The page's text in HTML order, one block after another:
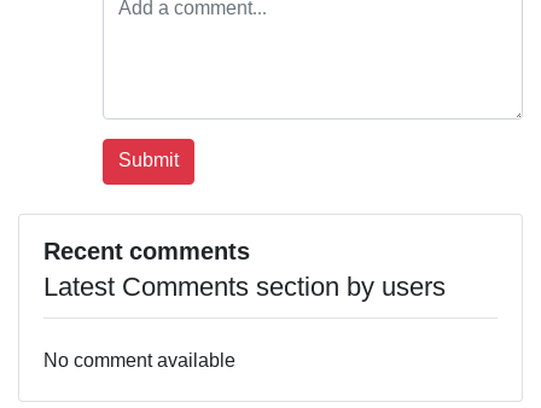
Recent comments
Latest Comments section by users
No comment available